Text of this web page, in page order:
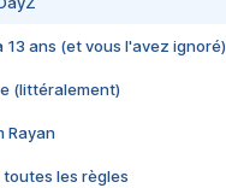
13 ans (et vous l'avez ignoré)
(littéralement)
Rayan
toutes les règles